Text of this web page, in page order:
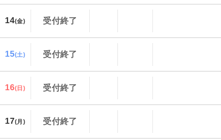
14(金) 受付終了
15(土) 受付終了
16(日) 受付終了
17(月) 受付終了